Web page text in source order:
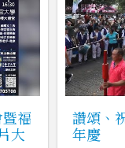
福
大
讚頌、
年慶